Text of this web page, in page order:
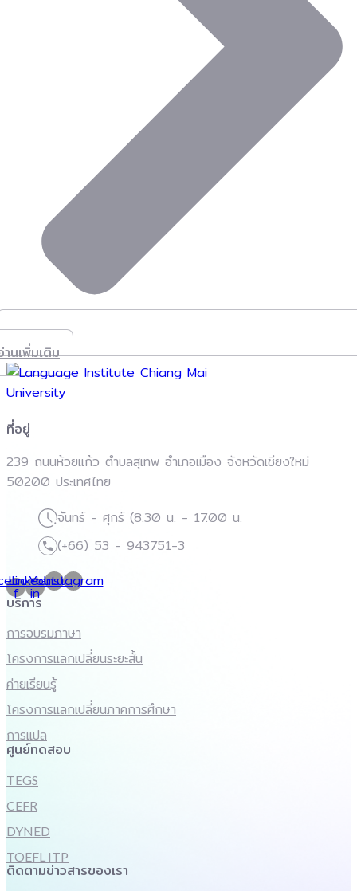
านเพิ่มเติม
ที่อยู่
239 ถนนห้วยแก้ว ตำบลสุเทพ อำเภอเมือง จังหวัดเชียงใหม่
50200 ประเทศไทย
จันทร์ - ศุกร์ (8.30 น. - 17.00 น.
(+66) 53 - 943751-3
f
Linkedin-
in
Youtube
Instagram
บริการ
การอบรมภาษา
โครงการแลกเปลี่ยนระยะสั้น
ค่ายเรียนรู้
โครงการแลกเปลี่ยนภาคการศึกษา
การแปล
ศูนย์ทดสอบ
TEGS
CEFR
DYNED
TOEFL ITP
ติดตามข่าวสารของเรา